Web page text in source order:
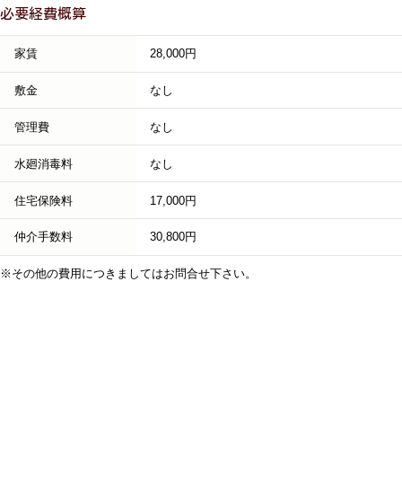
必要経費概算
家賃 28,000円
敷金 なし
管理費 なし
水廻消毒料 なし
住宅保険料 17,000円
仲介手数料 30,800円
※その他の費用につきましてはお問合せ下さい。